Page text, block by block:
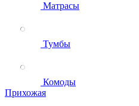
Матрасы
Тумбы
Комоды
Прихожая